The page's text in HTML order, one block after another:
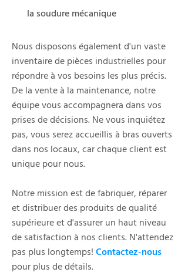
la soudure mécanique
Nous disposons également d'un vaste
inventaire de pièces industrielles pour
répondre à vos besoins les plus précis.
De la vente à la maintenance, notre
équipe vous accompagnera dans vos
prises de décisions. Ne vous inquiétez
pas, vous serez accueillis à bras ouverts
dans nos locaux, car chaque client est
unique pour nous.
Notre mission est de fabriquer, réparer
et distribuer des produits de qualité
supérieure et d'assurer un haut niveau
de satisfaction à nos clients. N'attendez
pas plus longtemps!Contactez-nous
pour plus de détails.